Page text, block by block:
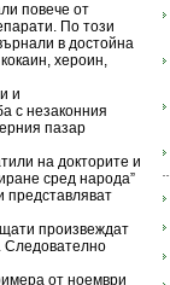
повече от
По този
в достойна
хероин,
и
с незаконния
пазар
на докторите и
сред народа”
представляват
произвеждат
Следователно
от ноември